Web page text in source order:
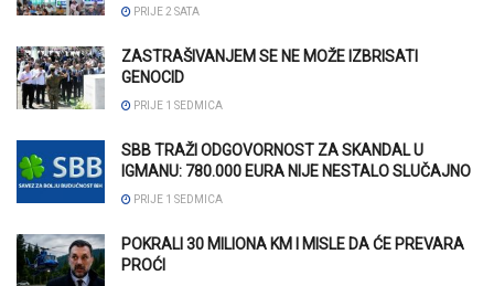
PRIJE 2 SATA
ZASTRAŠIVANJEM SE NE MOŽE IZBRISATI
GENOCID
PRIJE 1 SEDMICA
SBB TRAŽI ODGOVORNOST ZA SKANDAL U
IGMANU: 780.000 EURA NIJE NESTALO SLUČAJNO
PRIJE 1 SEDMICA
POKRALI 30 MILIONA KM I MISLE DA ĆE PREVARA
PROĆI